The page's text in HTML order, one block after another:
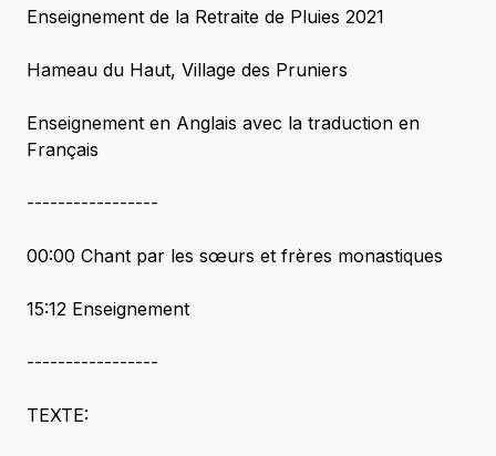
Enseignement de la Retraite de Pluies 2021
Hameau du Haut, Village des Pruniers
Enseignement en Anglais avec la traduction en
Français
-----------------
00:00 Chant par les sœurs et frères monastiques
15:12 Enseignement
-----------------
TEXTE: